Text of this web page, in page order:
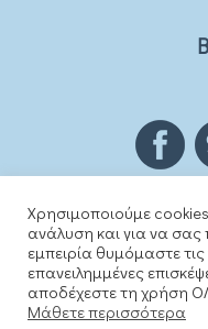
© Copyright ©
Χρησιμοποιούμε
ανάλυση και για να σας
εμπειρία θυμόμαστε
επανειλημμένες
αποδέχεστε τη χρήση
Μάθετε περισσότερα